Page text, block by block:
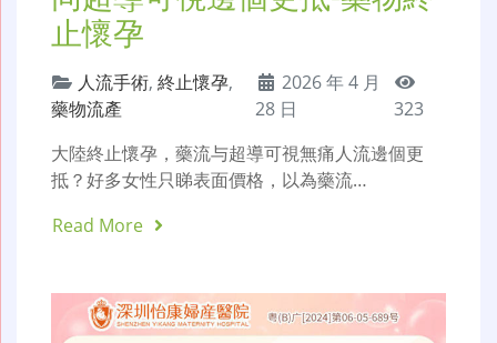
止懷孕
人流手術, 終止懷孕,
藥物流產
2026 年 4 月
28 日
323
大陸終止懷孕，藥流与超導可視無痛人流邊個更
抵？好多女性只睇表面價格，以為藥流…
Read More